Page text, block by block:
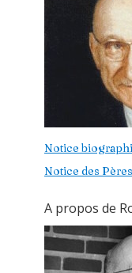
Notice
Notice des
A propos de